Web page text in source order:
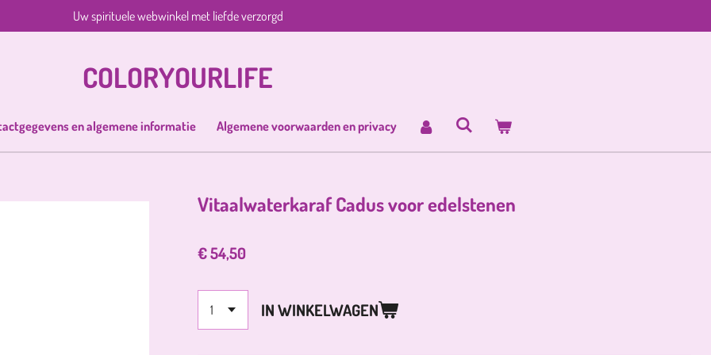
Uw spirituele webwinkel met liefde verzorgd
COLORYOURLIFE
en algemene informatie Algemene voorwaarden en privacy
Vitaalwaterkaraf Cadus voor edelstenen
€ 54,50
IN WINKELWAGEN